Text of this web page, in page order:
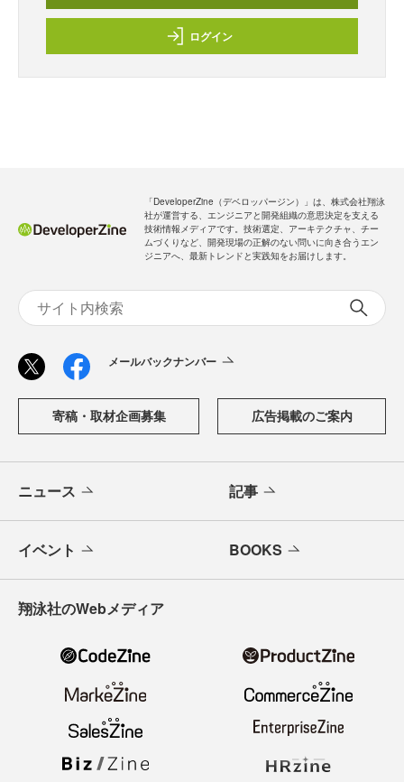
ログイン
「DeveloperZine（デベロッパージン）」は、株式会社翔泳
社が運営する、エンジニアと開発組織の意思決定を支える
技術情報メディアです。技術選定、アーキテクチャ、チー
ムづくりなど、開発現場の正解のない問いに向き合うエン
ジニアへ、最新トレンドと実践知をお届けします。
メールバックナンバー
寄稿・取材企画募集 広告掲載のご案内
ニュース 記事
イベント BOOKS
翔泳社のWebメディア